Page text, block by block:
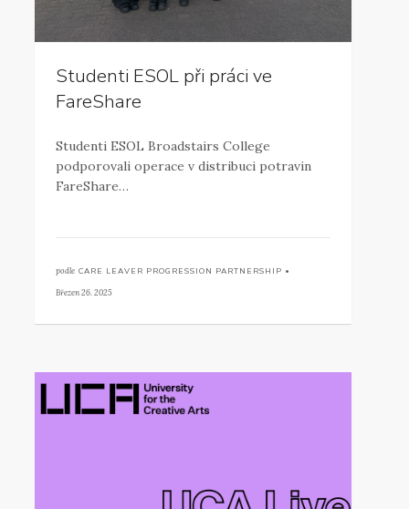
Studenti ESOL při práci ve
FareShare
Studenti ESOL Broadstairs College
podporovali operace v distribuci potravin
FareShare…
podle CARE LEAVER PROGRESSION PARTNERSHIP •
Březen 26. 2025